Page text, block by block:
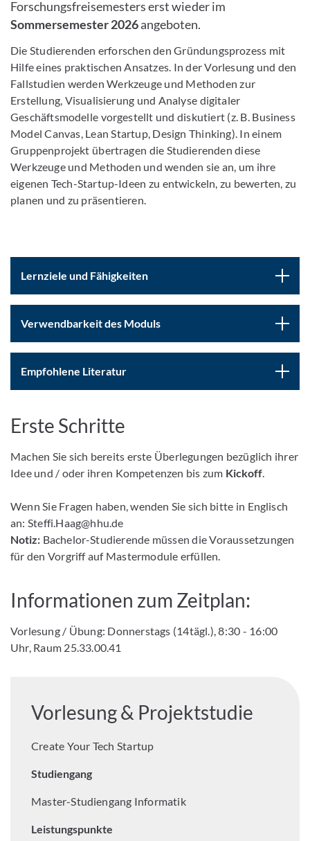
Forschungsfreisemesters erst wieder im
Sommersemester 2026angeboten.
Die Studierenden erforschen den Gründungsprozess mit
Hilfe eines praktischen Ansatzes. In der Vorlesung und den
Fallstudien werden Werkzeuge und Methoden zur
Erstellung, Visualisierung und Analyse digitaler
Geschäftsmodelle vorgestellt und diskutiert (z. B. Business
Model Canvas, Lean Startup, Design Thinking). In einem
Gruppenprojekt übertragen die Studierenden diese
Werkzeuge und Methoden und wenden sie an, um ihre
eigenen Tech-Startup-Ideen zu entwickeln, zu bewerten, zu
planen und zu präsentieren.
Lernziele und Fähigkeiten
Verwendbarkeit des Moduls
Empfohlene Literatur
Erste Schritte
Machen Sie sich bereits erste Überlegungen bezüglich ihrer
Idee und / oder ihren Kompetenzen bis zum Kickoff.
Wenn Sie Fragen haben, wenden Sie sich bitte in Englisch
an: Steffi.Haag@hhu.de
Notiz: Bachelor-Studierende müssen die Voraussetzungen
für den Vorgriff auf Mastermodule erfüllen.
Informationen zum Zeitplan:
Vorlesung / Übung: Donnerstags (14tägl.), 8:30 - 16:00
Uhr, Raum 25.33.00.41
Vorlesung & Projektstudie
Create Your Tech Startup
Studiengang
Master-Studiengang Informatik
Leistungspunkte